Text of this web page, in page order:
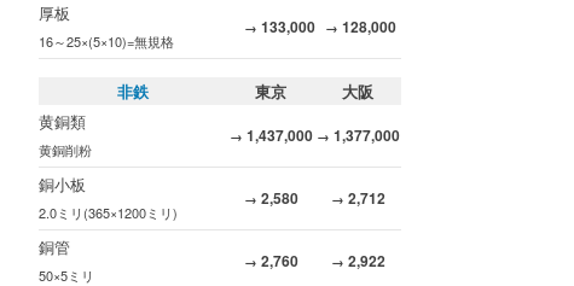
厚板
16～25×(5×10)=無規格
→ 133,000 → 128,000
非鉄 東京
大阪
黄銅類
黄銅削粉
→ 1,437,000 → 1,377,000
銅小板
2.0ミリ(365×1200ミリ)
→ 2,580 → 2,712
銅管
50×5ミリ
→ 2,760 → 2,922